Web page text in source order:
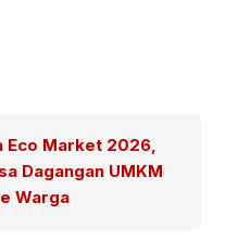
Eco Market 2026,
Dagangan UMKM
Warga